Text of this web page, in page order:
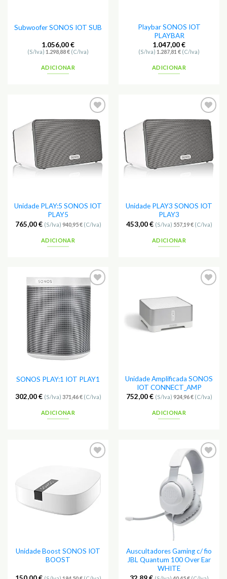
Subwoofer SONOS IOT SUB
1.056,00€
(S/Iva) 1.298,88€ (C/Iva)
ADICIONAR
Playbar SONOS IOT
PLAYBAR
1.047,00€
(S/Iva) 1.287,81 € (C/Iva)
ADICIONAR
Unidade PLAY:5 SONOS IOT
PLAY5
765,00€ (S/Iva) 940,95€(C/Iva)
ADICIONAR
Unidade PLAY3 SONOS IOT
PLAY3
453,00€ (S/Iva) 557,19€(C/Iva)
ADICIONAR
SONOS PLAY:1 IOT PLAY1
302,00€ (S/Iva) 371,46€(C/Iva)
ADICIONAR
Unidade Amplificada SONOS
IOT CONNECT_AMP
752,00€ (S/Iva) 924,96€(C/Iva)
ADICIONAR
Unidade Boost SONOS IOT
BOOST
Auscultadores Gaming c/ fio
JBL Quantum 100 Over Ear
WHITE